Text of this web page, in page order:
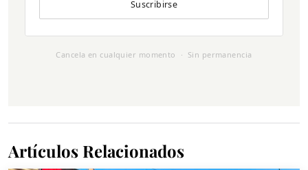
Suscribirse
Cancela en cualquier momento · Sin permanencia
Artículos Relacionados